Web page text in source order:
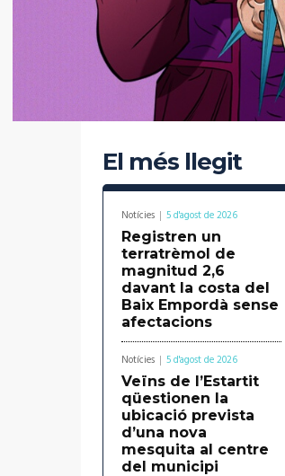
El més llegit
Notícies 5 d'agost de 2026
Registren un
terratrèmol de
magnitud 2,6
davant la costa del
Baix Empordà sense
afectacions
Notícies 5 d'agost de 2026
Veïns de l’Estartit
qüestionen la
ubicació prevista
d’una nova
mesquita al centre
del municipi